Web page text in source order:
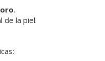
.
de la piel.